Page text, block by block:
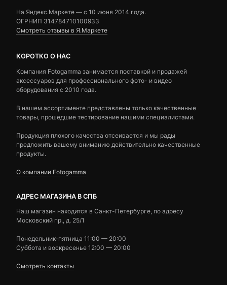
На Яндекс.Маркете — c 10 июня 2014 года.
ОГРНИП 314784710100933
Смотреть отзывы в Я.Маркете
КОРОТКО О НАС
Компания Fotogamma занимается поставкой и продажей
аксессуаров для профессионального фото- и видео
оборудования с 2010 года.
В нашем ассортименте представлены только качественные
товары, прошедшие тестирование нашими специалистами.
Продукция плохого качества отсеивается и мы рады
предложить вашему вниманию действительно качественные
продукты.
О компании Fotogamma
АДРЕС МАГАЗИНА В СПБ
Наш магазин находится в Санкт-Петербурге, по адресу
Московский пр., д. 25/1
Понедельник-пятница 11:00 — 20:00
Суббота и воскресенье 12:00 — 20:00
Смотреть контакты